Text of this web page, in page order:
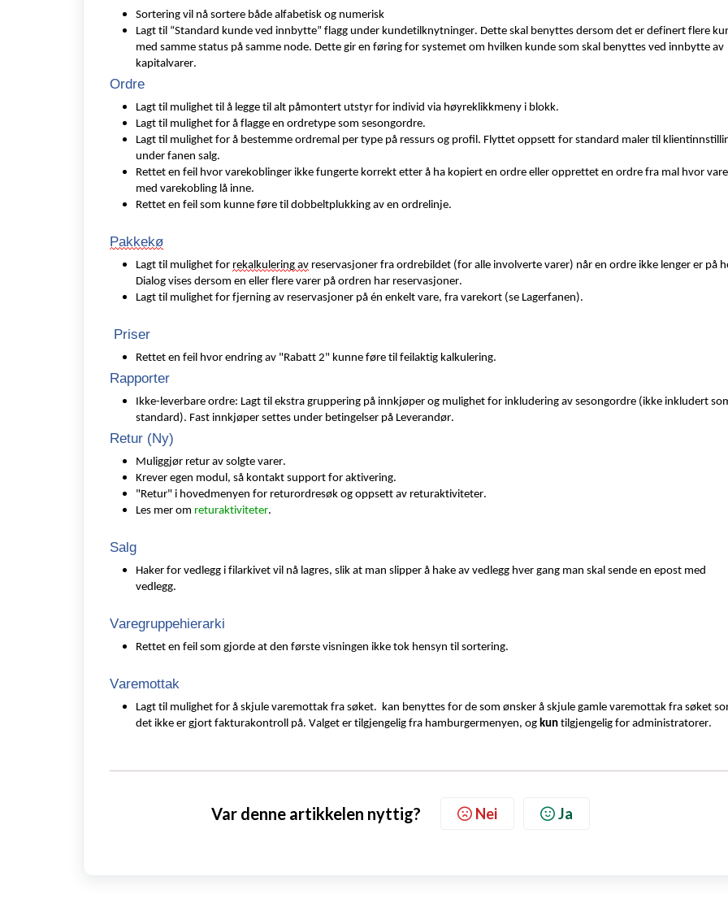
Sortering vil nå sortere både alfabetisk og numerisk
Lagt til “Standard kunde ved innbytte” flagg under kundetilknytninger. Dette skal benyttes dersom det er definert flere
med samme status på samme node. Dette gir en føring for systemet om hvilken kunde som skal benyttes ved innbytte av
kapitalvarer.
Ordre
Lagt til mulighet til å legge til alt påmontert utstyr for individ via høyreklikkmeny i blokk.
Lagt til mulighet for å flagge en ordretype som sesongordre.
Lagt til mulighet for å bestemme ordremal per type på ressurs og profil. Flyttet oppsett for standard maler til
under fanen salg.
Rettet en feil hvor varekoblinger ikke fungerte korrekt etter å ha kopiert en ordre eller opprettet en ordre fra mal hvor
med varekobling lå inne.
Rettet en feil som kunne føre til dobbeltplukking av en ordrelinje.
Pakkekø
Lagt til mulighet for rekalkulering av reservasjoner fra ordrebildet (for alle involverte varer) når en ordre ikke lenger er på
Dialog vises dersom en eller flere varer på ordren har reservasjoner.
Lagt til mulighet for fjerning av reservasjoner på én enkelt vare, fra varekort (se Lagerfanen).
Priser
Rettet en feil hvor endring av "Rabatt 2" kunne føre til feilaktig kalkulering.
Rapporter
Ikke-leverbare ordre: Lagt til ekstra gruppering på innkjøper og mulighet for inkludering av sesongordre (ikke inkludert
standard). Fast innkjøper settes under betingelser på Leverandør.
Retur (Ny)
Muliggjør retur av solgte varer.
Krever egen modul, så kontakt support for aktivering.
"Retur" i hovedmenyen for returordresøk og oppsett av returaktiviteter.
Les mer om returaktiviteter.
Salg
Haker for vedlegg i filarkivet vil nå lagres, slik at man slipper å hake av vedlegg hver gang man skal sende en epost med
vedlegg.
Varegruppehierarki
Rettet en feil som gjorde at den første visningen ikke tok hensyn til sortering.
Varemottak
Lagt til mulighet for å skjule varemottak fra søket. kan benyttes for de som ønsker å skjule gamle varemottak fra søket
det ikke er gjort fakturakontroll på. Valget er tilgjengelig fra hamburgermenyen, og kun tilgjengelig for administratorer.
Var denne artikkelen nyttig? Nei Ja